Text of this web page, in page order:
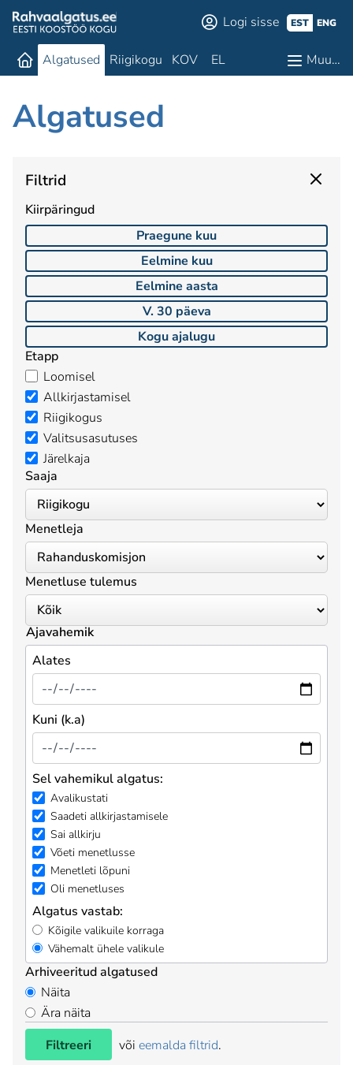
Logi sisse EST ENG
Algatused Riigikogu KOV EL Muu…
Algatused
Filtrid
Kiirpäringud
Praegune kuu
Eelmine kuu
Eelmine aasta
V. 30 päeva
Kogu ajalugu
Etapp
Loomisel
Allkirjastamisel
Riigikogus
Valitsusasutuses
Järelkaja
Saaja
Menetleja
Menetluse tulemus
Ajavahemik
Alates
Kuni (k.a)
Sel vahemikul algatus:
Avalikustati
Saadeti allkirjastamisele
Sai allkirju
Võeti menetlusse
Menetleti lõpuni
Oli menetluses
Algatus vastab:
Kõigile valikuile korraga
Vähemalt ühele valikule
Arhiveeritud algatused
Näita
Ära näita
Filtreeri
või eemalda filtrid.